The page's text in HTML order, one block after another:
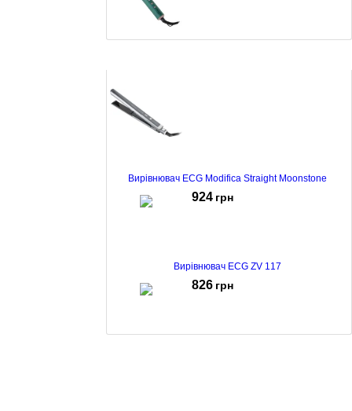
Вирівнювач ECG Modifica Straight Moonstone
924 грн
Вирівнювач ECG ZV 117
826 грн